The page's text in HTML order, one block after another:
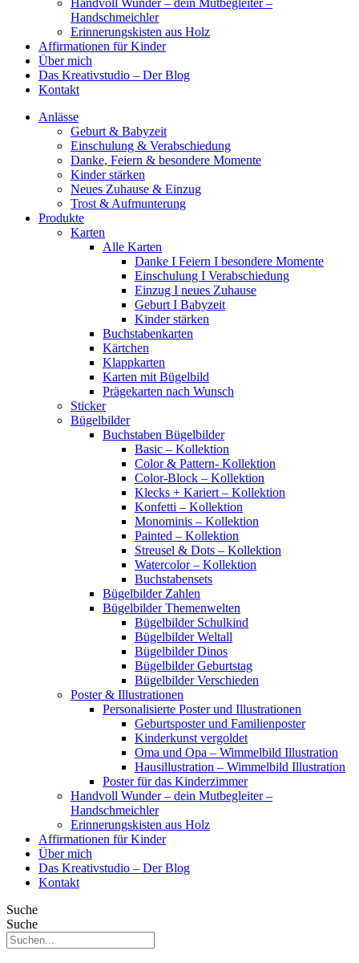
Handvoll Wunder – dein Mutbegleiter –
Handschmeichler
Erinnerungskisten aus Holz
Affirmationen für Kinder
Über mich
Das Kreativstudio – Der Blog
Kontakt
Anlässe
Geburt & Babyzeit
Einschulung & Verabschiedung
Danke, Feiern & besondere Momente
Kinder stärken
Neues Zuhause & Einzug
Trost & Aufmunterung
Produkte
Karten
Alle Karten
Danke I Feiern I besondere Momente
Einschulung I Verabschiedung
Einzug I neues Zuhause
Geburt I Babyzeit
Kinder stärken
Buchstabenkarten
Kärtchen
Klappkarten
Karten mit Bügelbild
Prägekarten nach Wunsch
Sticker
Bügelbilder
Buchstaben Bügelbilder
Basic – Kollektion
Color & Pattern- Kollektion
Color-Block – Kollektion
Klecks + Kariert – Kollektion
Konfetti – Kollektion
Monominis – Kollektion
Painted – Kollektion
Streusel & Dots – Kollektion
Watercolor – Kollektion
Buchstabensets
Bügelbilder Zahlen
Bügelbilder Themenwelten
Bügelbilder Schulkind
Bügelbilder Weltall
Bügelbilder Dinos
Bügelbilder Geburtstag
Bügelbilder Verschieden
Poster & Illustrationen
Personalisierte Poster und Illustrationen
Geburtsposter und Familienposter
Kinderkunst vergoldet
Oma und Opa – Wimmelbild Illustration
Hausillustration – Wimmelbild Illustration
Poster für das Kinderzimmer
Handvoll Wunder – dein Mutbegleiter –
Handschmeichler
Erinnerungskisten aus Holz
Affirmationen für Kinder
Über mich
Das Kreativstudio – Der Blog
Kontakt
Suche
Suche